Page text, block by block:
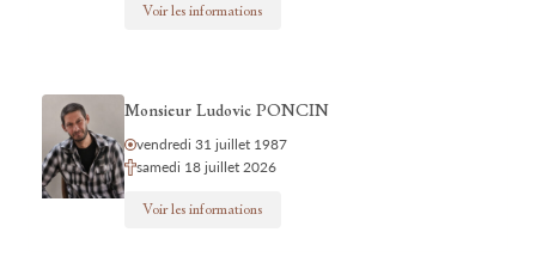
Voir les informations
Monsieur Ludovic PONCIN
vendredi 31 juillet 1987
samedi 18 juillet 2026
Voir les informations